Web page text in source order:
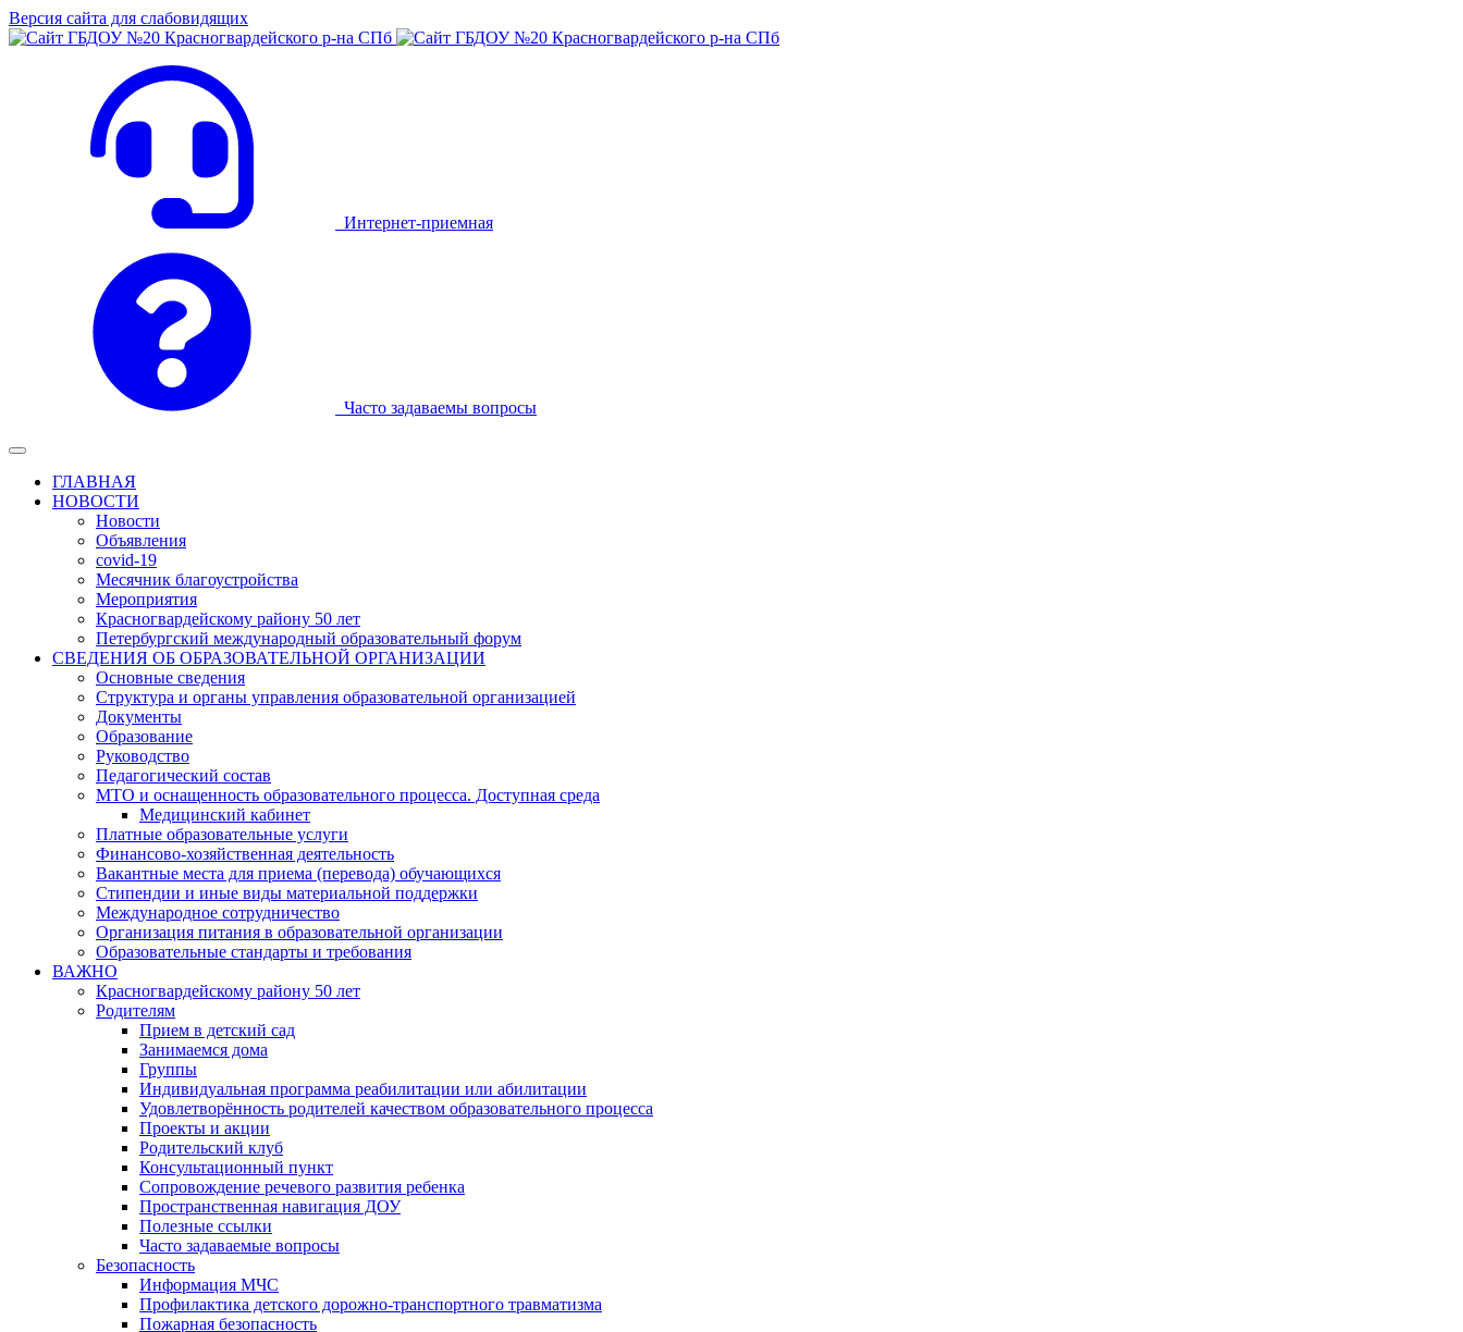
Версия сайта для слабовидящих
Интернет-приемная
Часто задаваемы вопросы
ГЛАВНАЯ
НОВОСТИ
Новости
Объявления
covid-19
Месячник благоустройства
Мероприятия
Красногвардейскому району 50 лет
Петербургский международный образовательный форум
СВЕДЕНИЯ ОБ ОБРАЗОВАТЕЛЬНОЙ ОРГАНИЗАЦИИ
Основные сведения
Структура и органы управления образовательной организацией
Документы
Образование
Руководство
Педагогический состав
МТО и оснащенность образовательного процесса. Доступная среда
Медицинский кабинет
Платные образовательные услуги
Финансово-хозяйственная деятельность
Вакантные места для приема (перевода) обучающихся
Стипендии и иные виды материальной поддержки
Международное сотрудничество
Организация питания в образовательной организации
Образовательные стандарты и требования
ВАЖНО
Красногвардейскому району 50 лет
Родителям
Прием в детский сад
Занимаемся дома
Группы
Индивидуальная программа реабилитации или абилитации
Удовлетворённость родителей качеством образовательного процесса
Проекты и акции
Родительский клуб
Консультационный пункт
Сопровождение речевого развития ребенка
Пространственная навигация ДОУ
Полезные ссылки
Часто задаваемые вопросы
Безопасность
Информация МЧС
Профилактика детского дорожно-транспортного травматизма
Пожарная безопасность